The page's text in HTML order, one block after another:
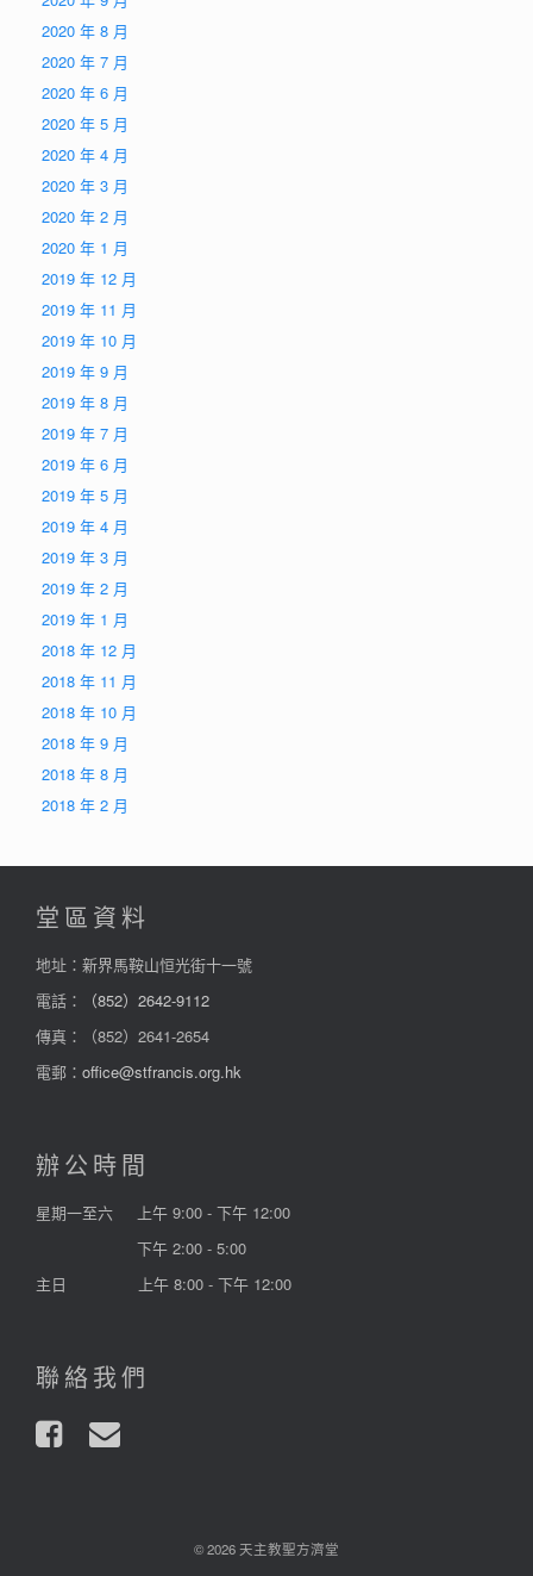
2020 年 8 月
2020 年 7 月
2020 年 6 月
2020 年 5 月
2020 年 4 月
2020 年 3 月
2020 年 2 月
2020 年 1 月
2019 年 12 月
2019 年 11 月
2019 年 10 月
2019 年 9 月
2019 年 8 月
2019 年 7 月
2019 年 6 月
2019 年 5 月
2019 年 4 月
2019 年 3 月
2019 年 2 月
2019 年 1 月
2018 年 12 月
2018 年 11 月
2018 年 10 月
2018 年 9 月
2018 年 8 月
2018 年 2 月
堂區資料
地址：新界馬鞍山恒光街十一號
電話：
（852）2642-9112
傳真：（852）2641-2654
電郵： office@stfrancis.org.hk
辦公時間
星期一至六
上午 9:00 - 下午 12:00
下午 2:00 - 5:00
主日
上午 8:00 - 下午 12:00
聯絡我們
© 2026 天主教聖方濟堂